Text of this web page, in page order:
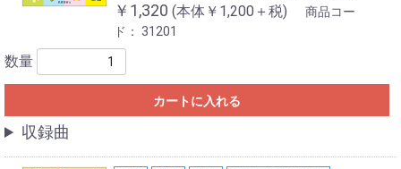
￥1,320 (本体￥1,200＋税)
商品コー
ド： 31201
数量
カートに入れる
収録曲